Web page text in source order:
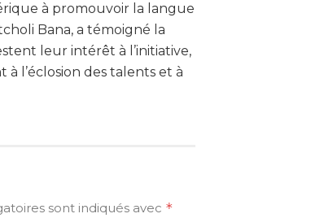
à promouvoir la langue
Bana, a témoigné la
leur intérêt à l’initiative,
l’éclosion des talents et à
sont indiqués avec *